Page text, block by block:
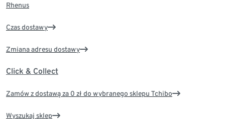
Rhenus
Czas dostawy
Zmiana adresu dostawy
Click & Collect
Zamów z dostawą za 0 zł do wybranego sklepu Tchibo
Wyszukaj sklep